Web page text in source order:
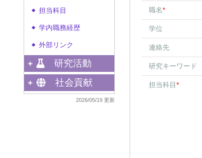
◆ 担当科目
◆ 学内職務経歴
◆ 外部リンク
研究活動
社会貢献
2026/05/19 更新
職名*
学位
連絡先
研究キーワード
担当科目*